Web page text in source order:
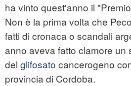
ha vinto quest'anno il
Non è la prima volta che
fatti di cronaca o scandali
anno aveva fatto clamore un
del glifosato cancerogeno
provincia di Cordoba.